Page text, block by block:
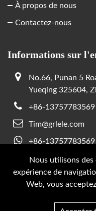
Nous utilisons des
expérience de
Web, vous
À propos de nous
Contactez-nous
Informations sur
No.66, Punan 5
Yueqing 325604,
+86-13757783569
Tim@grlele.com
+86-13757783569
Droit d'auteur © 2026